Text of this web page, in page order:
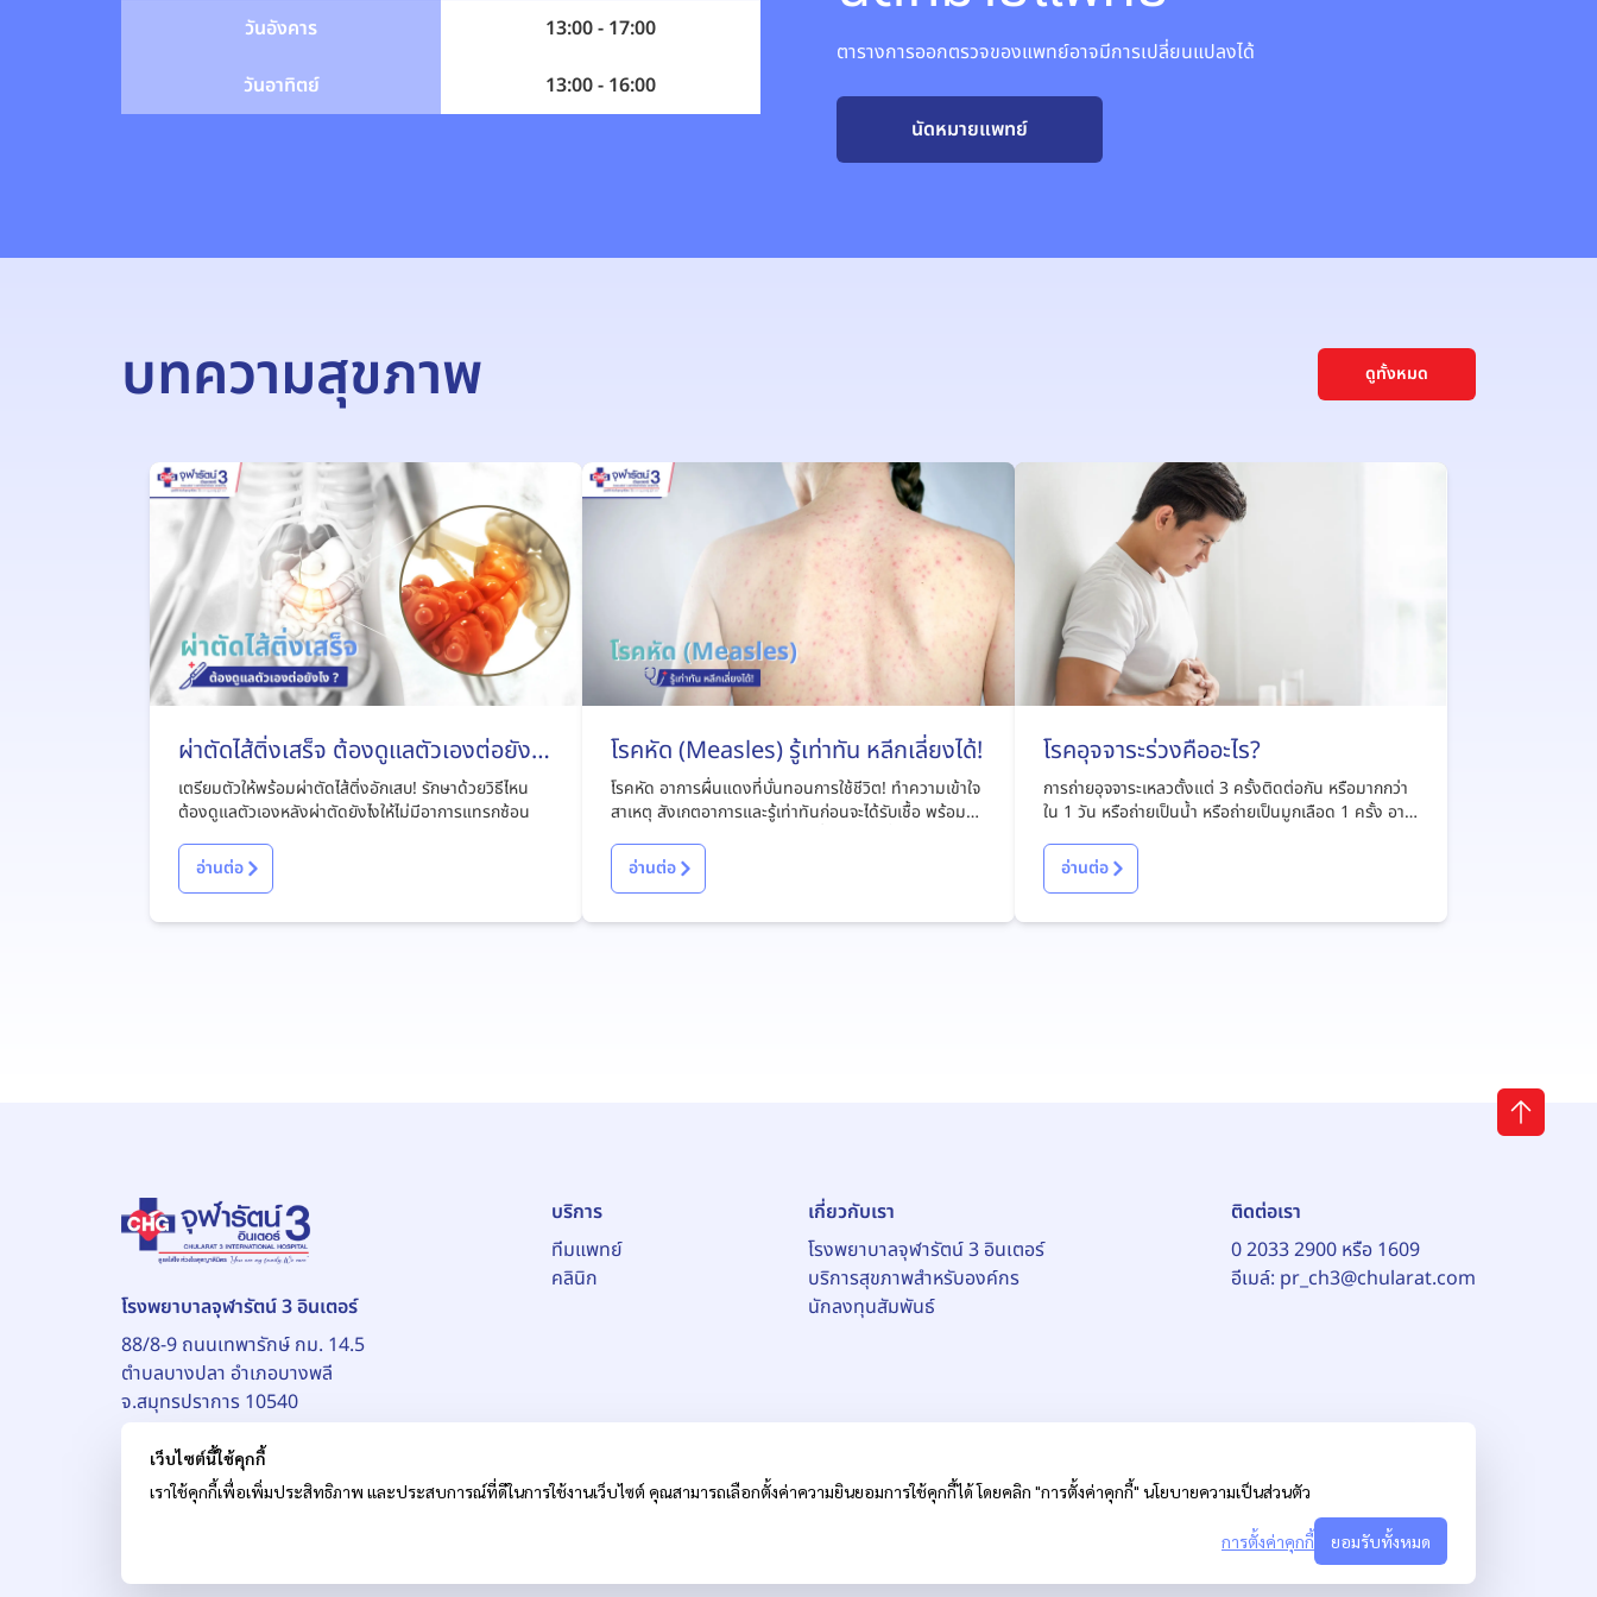
วันอังคาร
13:00 - 17:00
วันอาทิตย์
13:00 - 16:00
ตารางการออกตรวจของแพทย์อาจมีการเปลี่ยนแปลงได้
นัดหมายแพทย์
บทความสุขภาพ ดูทั้งหมด
ผ่าตัดไส้ติ่งเสร็จ ต้องดูแลตัวเองต่อยังไง
?
เตรียมตัวให้พร้อมผ่าตัดไส้ติ่งอักเสบ! รักษาด้วยวิธีไหน
ต้องดูแลตัวเองหลังผ่าตัดยังไงให้ไม่มีอาการแทรกซ้อน
อ่านต่อ
โรคหัด (Measles) รู้เท่าทัน หลีกเลี่ยงได้!
โรคหัด อาการผื่นแดงที่บั่นทอนการใช้ชีวิต! ทำความเข้าใจ
สาเหตุ สังเกตอาการและรู้เท่าทันก่อนจะได้รับเชื้อ พร้อมหา
อ่านต่อ
โรคอุจจาระร่วงคืออะไร?
การถ่ายอุจจาระเหลวตั้งแต่ 3 ครั้งติดต่อกัน หรือมากกว่า
ใน 1 วัน หรือถ่ายเป็นน้ำ หรือถ่ายเป็นมูกเลือด 1 ครั้ง อาจ
อ่านต่อ
โรงพยาบาลจุฬารัตน์ 3 อินเตอร์
88/8-9 ถนนเทพารักษ์ กม. 14.5
ตำบลบางปลา อำเภอบางพลี
จ.สมุทรปราการ 10540
บริการ
ทีมแพทย์
คลินิก
เกี่ยวกับเรา
โรงพยาบาลจุฬารัตน์ 3 อินเตอร์
บริการสุขภาพสำหรับองค์กร
นักลงทุนสัมพันธ์
ติดต่อเรา
0 2033 2900 หรือ 1609
อีเมล์: pr_ch3@chularat.com
เว็บไซต์นี้ใช้คุกกี้
เราใช้คุกกี้เพื่อเพิ่มประสิทธิภาพ และประสบการณ์ที่ดีในการใช้งานเว็บไซต์ คุณสามารถเลือกตั้งค่าความยินยอมการใช้คุกกี้ได้ โดยคลิก "การตั้งค่าคุกกี้" นโยบายความเป็นส่วนตัว
การตั้งค่าคุกกี้ ยอมรับทั้งหมด